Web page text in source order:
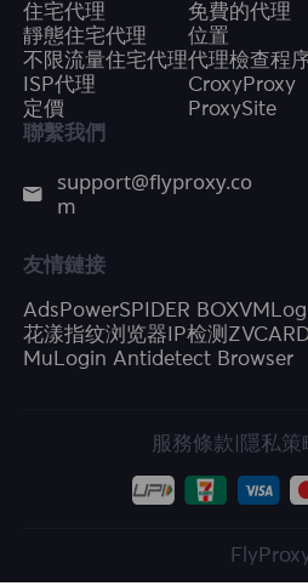
住宅代理
靜態住宅代理
不限流量住宅代理
ISP代理
定價
免費的代理
位置
代理檢查程
CroxyProxy
ProxySite
聯繫我們
support@flyproxy.co
m
友情鏈接
AdsPowerSPIDER BOX
花漾指纹浏览器IP检测
MuLogin Antidetect Browser
服務條款 隱私策